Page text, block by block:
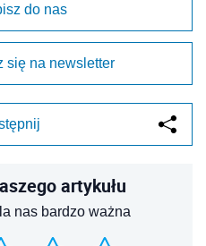
do nas
się na newsletter
artykułu
nas bardzo ważna